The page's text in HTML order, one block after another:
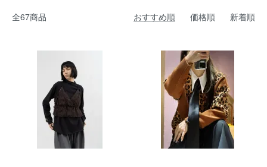
全67商品 おすすめ順 価格順 新着順